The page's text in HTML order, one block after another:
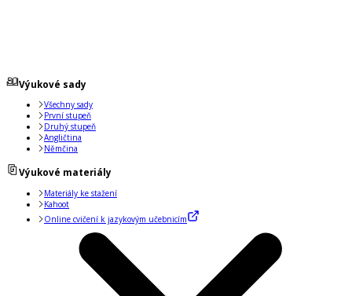
Výukové sady
Všechny sady
První stupeň
Druhý stupeň
Angličtina
Němčina
Výukové materiály
Materiály ke stažení
Kahoot
Online cvičení k jazykovým učebnicím